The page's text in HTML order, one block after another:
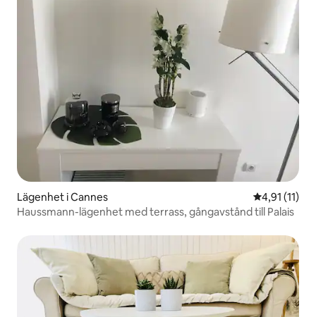
Lägenhet i Cannes 4,91 av 5 i
4,91 (11)
Haussmann-lägenhet med terrass, gångavstånd till Palais